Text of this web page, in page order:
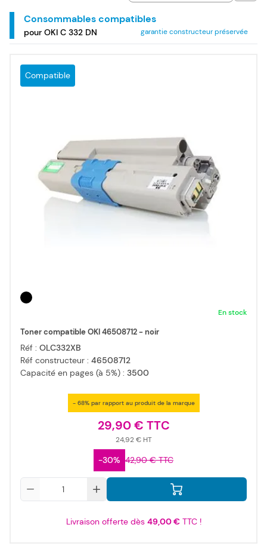
Consommables compatibles
garantie constructeur préservée
pour OKI C 332 DN
Compatible
En stock
Toner compatible OKI 46508712 - noir
Réf : OLC332XB
Réf constructeur : 46508712
Capacité en pages (à 5%) : 3500
- 68% par rapport au produit de la marque
29,90 €
24,92 €
-30% 42,90 €
Livraison offerte dès 49,00 €TTC !